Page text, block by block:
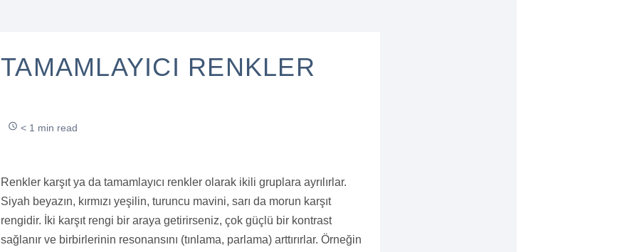
TAMAMLAYICI RENKLER
< 1 min read
Renkler karşıt ya da tamamlayıcı renkler olarak ikili gruplara ayrılırlar.
Siyah beyazın, kırmızı yeşilin, turuncu mavini, sarı da morun karşıt
rengidir. İki karşıt rengi bir araya getirirseniz, çok güçlü bir kontrast
sağlanır ve birbirlerinin resonansını (tınlama, parlama) arttırırlar. Örneğin